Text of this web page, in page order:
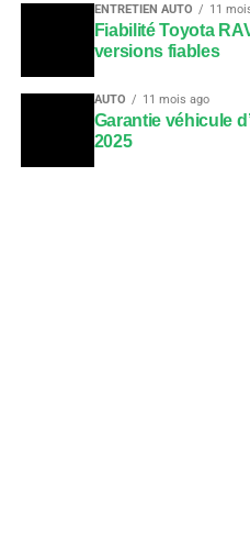
ENTRETIEN AUTO 11
Fiabilité Toyota
versions fiables
AUTO 11 mois ago
Garantie véhicule
2025